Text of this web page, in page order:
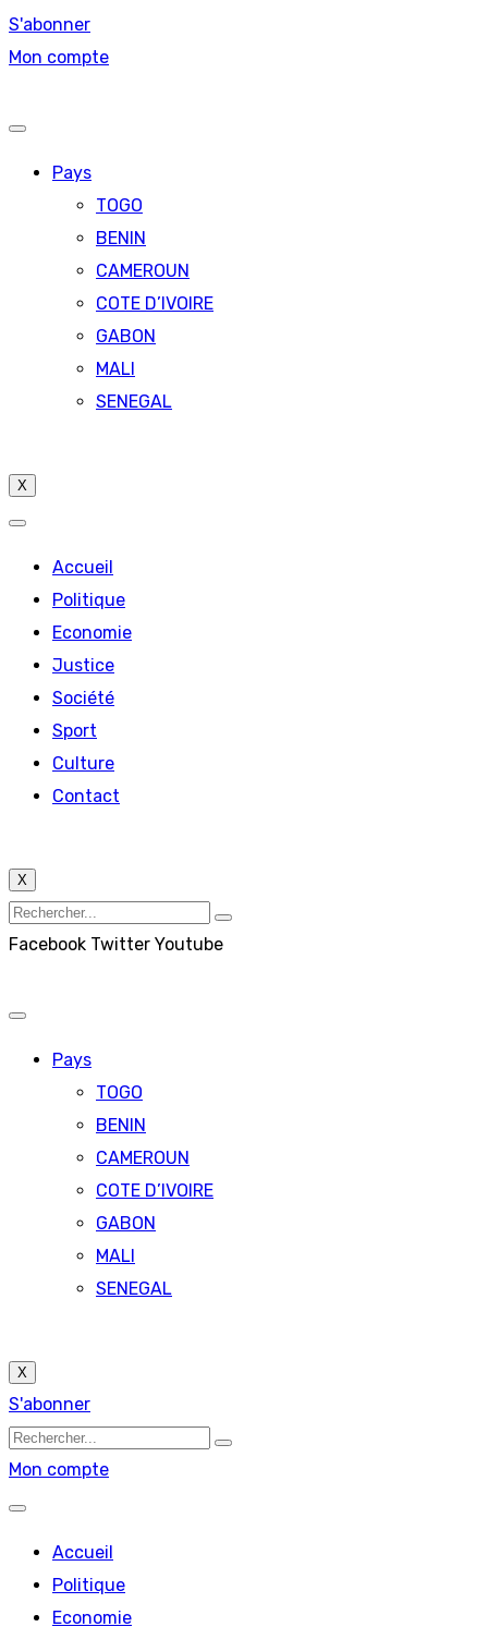
S'abonner
Mon compte
Pays
TOGO
BENIN
CAMEROUN
COTE D’IVOIRE
GABON
MALI
SENEGAL
X
Accueil
Politique
Economie
Justice
Société
Sport
Culture
Contact
X
Facebook Twitter Youtube
Pays
TOGO
BENIN
CAMEROUN
COTE D’IVOIRE
GABON
MALI
SENEGAL
X
S'abonner
Mon compte
Accueil
Politique
Economie